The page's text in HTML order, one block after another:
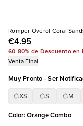
Romper Overol Coral
€4.95
60-80% de Descuento en
Venta Final
Muy Pronto - Ser
XS S M
Color:Orange Combo